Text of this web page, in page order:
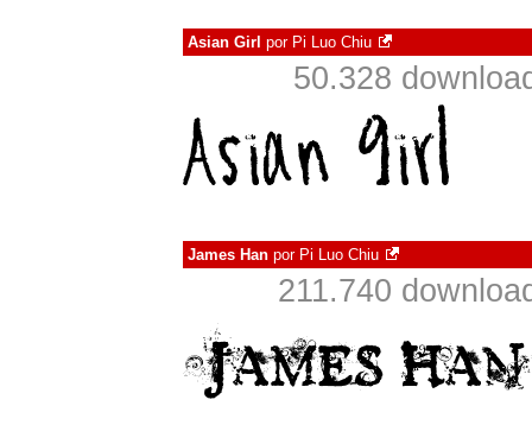
Asian Girl por Pi Luo Chiu
50.328
James Han por Pi Luo Chiu
211.740